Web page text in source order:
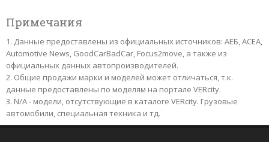
Примечания
Данные предоставлены из официальных источников: АЕБ, АСЕА,
Automotive News, GoodCarBadCar, Focus2move, а также из
официальных данных автопроизводителей.
Общие продажи марки и моделей может отличаться, т.к.
данные предоставлены по моделям на портале VERcity.
N/A - модели, отсутствующие в каталоге VERcity. Грузовые
автомобили, специальная техника и тд.